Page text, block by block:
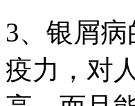
3、银屑
疫力，对